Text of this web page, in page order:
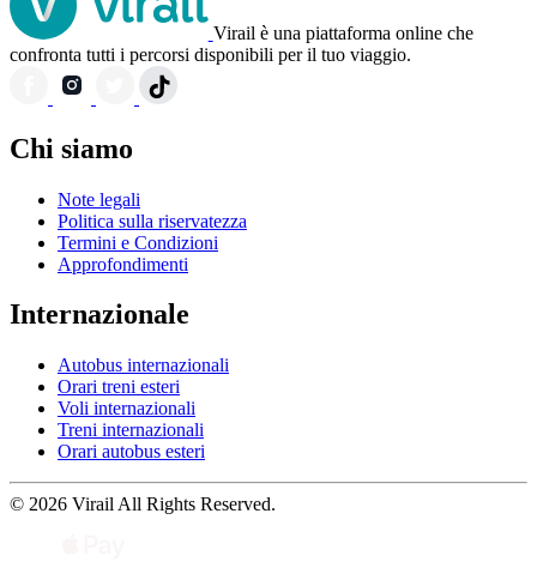
Virail è una piattaforma online che
confronta tutti i percorsi disponibili per il tuo viaggio.
Chi siamo
Note legali
Politica sulla riservatezza
Termini e Condizioni
Approfondimenti
Internazionale
Autobus internazionali
Orari treni esteri
Voli internazionali
Treni internazionali
Orari autobus esteri
© 2026 Virail All Rights Reserved.